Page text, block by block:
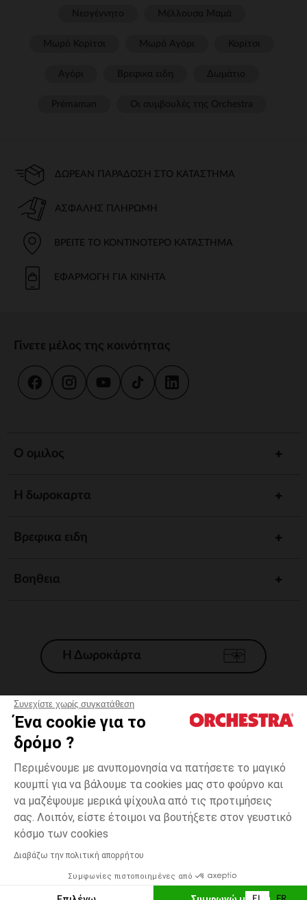
Συνεχίστε χωρίς συγκατάθεση
Ένα cookie για το
δρόμο ?
Περιμένουμε με ανυπομονησία να πατήσετε το μαγικό
κουμπί για να βάλουμε τα cookies μας στο φούρνο και
να μαζέψουμε μερικά ψίχουλα από τις προτιμήσεις
σας. Λοιπόν, είστε έτοιμοι να βουτήξετε στον γευστικό
κόσμο των cookies
Διαβάζω την πολιτική απορρήτου
Συμφωνίες πιστοποιημένες από
Εκρού
6
Δυνατότητα πληρωμής με
ΠΡΟΣΘΉΚΗ ΣΤΟ ΚΑΛΆΘΙ
ΔΩΡΕΆΝ ΠΑΡΆΔΟΣΗ ΣΤΟ ΚΑΤΆΣΤΗΜΑ
ΑΣΦΑΛΉΣ ΠΛΗΡΩΜΉ
ΒΡΕΊΤΕ ΤΟ ΚΟΝΤΙΝΌΤΕΡΟ ΚΑΤΆΣΤΗΜΑ
ΕΦΑΡΜΟΓΉ ΓΙΑ ΚΙΝΗΤΆ
Γίνετε μέλος της κοινότητας
Ο ομιλος
Η δωροκαρτα
Βρεφικα ειδη
Βοηθεια
Η Δωροκάρτα
Γενικοί 'Οροι Πώλησης
*Εμπορικες προσφορες
Προσωπικά δεδομένα
Διαχείρηση των cookies
Προσβασιμότητα: μη συμμορφούμενη
H Orchestra συμμετέχει στον κωδικά δεοντολογίας και στο σύστημα
μεσολάβησης της Γαλλικής Ομοσπονδίας Ηλεκτρονικού Εμπορίου.